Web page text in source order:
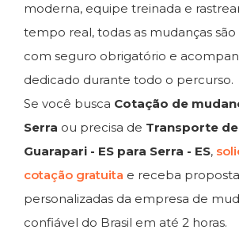
moderna, equipe treinada e
tempo real, todas as mudanças
com seguro obrigatório e
dedicado durante todo o percurso.
Se você busca Cotação de
Serra ou precisa de Transporte
Guarapari - ES para Serra - ES,
cotação gratuita e receba
personalizadas da empresa de
confiável do Brasil em até 2 horas.